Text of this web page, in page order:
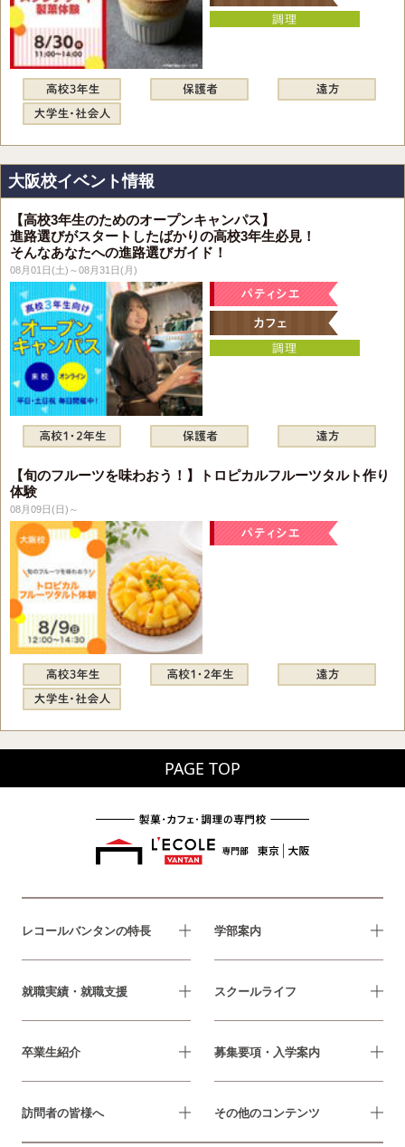
大阪校イベント情報
【高校3年生のためのオープンキャンパス】
進路選びがスタートしたばかりの高校3年生必見！
そんなあなたへの進路選びガイド！
08月01日(土)～08月31日(月)
【旬のフルーツを味わおう！】トロピカルフルーツタルト作り
体験
08月09日(日)～
PAGE TOP
レコールバンタンの特長 学部案内
就職実績・就職支援 スクールライフ
卒業生紹介 募集要項・入学案内
訪問者の皆様へ その他のコンテンツ